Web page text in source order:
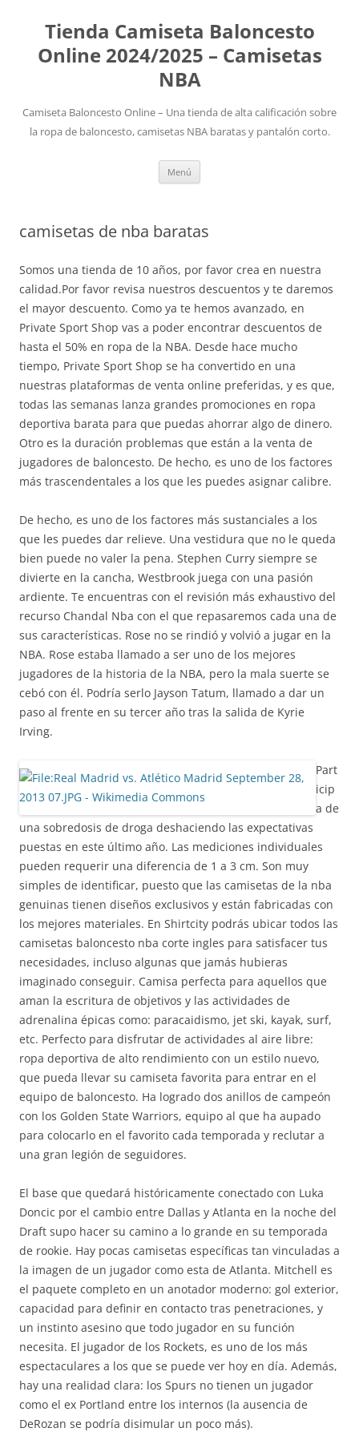
Tienda Camiseta Baloncesto
Online 2024/2025 – Camisetas
NBA
Camiseta Baloncesto Online – Una tienda de alta calificación sobre
la ropa de baloncesto, camisetas NBA baratas y pantalón corto.
Menú
camisetas de nba baratas
Somos una tienda de 10 años, por favor crea en nuestra
calidad.Por favor revisa nuestros descuentos y te daremos
el mayor descuento. Como ya te hemos avanzado, en
Private Sport Shop vas a poder encontrar descuentos de
hasta el 50% en ropa de la NBA. Desde hace mucho
tiempo, Private Sport Shop se ha convertido en una
nuestras plataformas de venta online preferidas, y es que,
todas las semanas lanza grandes promociones en ropa
deportiva barata para que puedas ahorrar algo de dinero.
Otro es la duración problemas que están a la venta de
jugadores de baloncesto. De hecho, es uno de los factores
más trascendentales a los que les puedes asignar calibre.
De hecho, es uno de los factores más sustanciales a los
que les puedes dar relieve. Una vestidura que no le queda
bien puede no valer la pena. Stephen Curry siempre se
divierte en la cancha, Westbrook juega con una pasión
ardiente. Te encuentras con el revisión más exhaustivo del
recurso Chandal Nba con el que repasaremos cada una de
sus características. Rose no se rindió y volvió a jugar en la
NBA. Rose estaba llamado a ser uno de los mejores
jugadores de la historia de la NBA, pero la mala suerte se
cebó con él. Podría serlo Jayson Tatum, llamado a dar un
paso al frente en su tercer año tras la salida de Kyrie
Irving.
Part
icip
a de
una sobredosis de droga deshaciendo las expectativas
puestas en este último año. Las mediciones individuales
pueden requerir una diferencia de 1 a 3 cm. Son muy
simples de identificar, puesto que las camisetas de la nba
genuinas tienen diseños exclusivos y están fabricadas con
los mejores materiales. En Shirtcity podrás ubicar todos las
camisetas baloncesto nba corte ingles para satisfacer tus
necesidades, incluso algunas que jamás hubieras
imaginado conseguir. Camisa perfecta para aquellos que
aman la escritura de objetivos y las actividades de
adrenalina épicas como: paracaidismo, jet ski, kayak, surf,
etc. Perfecto para disfrutar de actividades al aire libre:
ropa deportiva de alto rendimiento con un estilo nuevo,
que pueda llevar su camiseta favorita para entrar en el
equipo de baloncesto. Ha logrado dos anillos de campeón
con los Golden State Warriors, equipo al que ha aupado
para colocarlo en el favorito cada temporada y reclutar a
una gran legión de seguidores.
El base que quedará históricamente conectado con Luka
Doncic por el cambio entre Dallas y Atlanta en la noche del
Draft supo hacer su camino a lo grande en su temporada
de rookie. Hay pocas camisetas específicas tan vinculadas a
la imagen de un jugador como esta de Atlanta. Mitchell es
el paquete completo en un anotador moderno: gol exterior,
capacidad para definir en contacto tras penetraciones, y
un instinto asesino que todo jugador en su función
necesita. El jugador de los Rockets, es uno de los más
espectaculares a los que se puede ver hoy en día. Además,
hay una realidad clara: los Spurs no tienen un jugador
como el ex Portland entre los internos (la ausencia de
DeRozan se podría disimular un poco más).